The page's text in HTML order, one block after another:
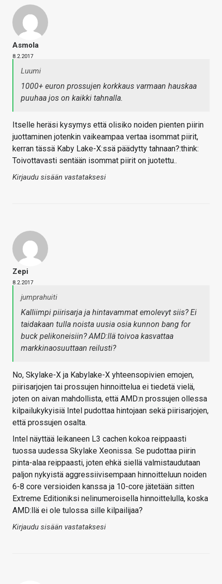
Asmola
8.2.2017
Luumi
1000+ euron prossujen korkkaus varmaan hauskaa
puuhaa jos on kaikki tahnalla.
Itselle heräsi kysymys että olisiko noiden pienten piirin
juottaminen jotenkin vaikeampaa vertaa isommat piirit,
kerran tässä Kaby Lake-X:ssä päädytty tahnaan?:think:
Toivottavasti sentään isommat piirit on juotettu..
Kirjaudu sisään vastataksesi
Zepi
8.2.2017
jumprahuiti
Kalliimpi piirisarja ja hintavammat emolevyt siis? Ei
taidakaan tulla noista uusia osia kunnon bang for
buck pelikoneisiin? AMD:llä toivoa kasvattaa
markkinaosuuttaan reilusti?
No, Skylake-X ja Kabylake-X yhteensopivien emojen,
piirisarjojen tai prossujen hinnoittelua ei tiedetä vielä,
joten on aivan mahdollista, että AMD:n prossujen ollessa
kilpailukykyisiä Intel pudottaa hintojaan sekä piirisarjojen,
että prossujen osalta.
Intel näyttää leikaneen L3 cachen kokoa reippaasti
tuossa uudessa Skylake Xeonissa. Se pudottaa piirin
pinta-alaa reippaasti, joten ehkä siellä valmistaudutaan
paljon nykyistä aggressiivisempaan hinnoitteluun noiden
6-8 core versioiden kanssa ja 10-core jätetään sitten
Extreme Editioniksi nelinumeroisella hinnoittelulla, koska
AMD:llä ei ole tulossa sille kilpailijaa?
Kirjaudu sisään vastataksesi